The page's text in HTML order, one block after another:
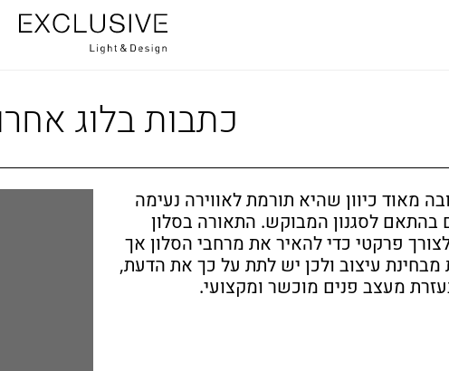
כתבות בלוג
מאוד כיוון שהיא תורמת לאווירה נעימה
לסגנון המבוקש. התאורה בסלון
פרקטי כדי להאיר את מרחבי הסלון אך
עיצוב ולכן יש לתת על כך את הדעת,
מעצב פנים מוכשר ומקצועי.